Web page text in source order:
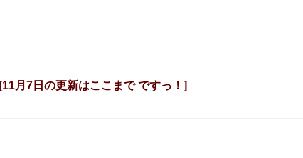
[11月7日の更新はここまで ですっ！]